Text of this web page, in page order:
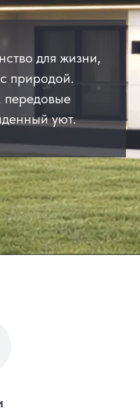
для жизни,
природой.
передовые
уют.